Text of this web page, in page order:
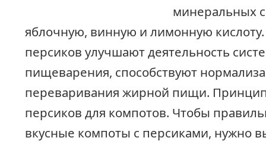
минеральных
яблочную, винную и лимонную
персиков улучшают деятельность
пищеварения, способствуют
переваривания жирной пищи.
персиков для компотов. Чтобы
вкусные компоты с персиками, нужно